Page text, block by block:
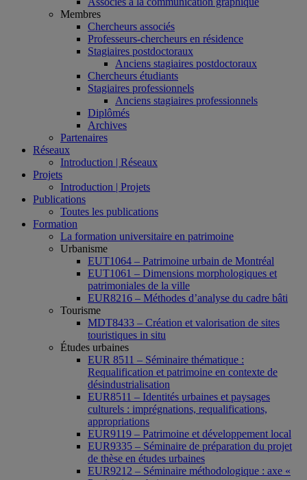
Membres
Chercheurs associés
Professeurs-chercheurs en résidence
Stagiaires postdoctoraux
Anciens stagiaires postdoctoraux
Chercheurs étudiants
Stagiaires professionnels
Anciens stagiaires professionnels
Diplômés
Archives
Partenaires
Réseaux
Introduction | Réseaux
Projets
Introduction | Projets
Publications
Toutes les publications
Formation
La formation universitaire en patrimoine
Urbanisme
EUT1064 – Patrimoine urbain de Montréal
EUT1061 – Dimensions morphologiques et
patrimoniales de la ville
EUR8216 – Méthodes d’analyse du cadre bâti
Tourisme
MDT8433 – Création et valorisation de sites
touristiques in situ
Études urbaines
EUR 8511 – Séminaire thématique :
Requalification et patrimoine en contexte de
désindustrialisation
EUR8511 – Identités urbaines et paysages
culturels : imprégnations, requalifications,
appropriations
EUR9119 – Patrimoine et développement local
EUR9335 – Séminaire de préparation du projet
de thèse en études urbaines
EUR9212 – Séminaire méthodologique : axe «